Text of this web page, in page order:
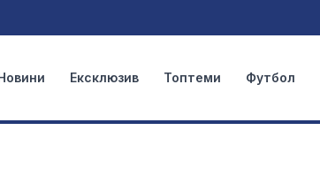
Ексклюзив Топтеми Футбол